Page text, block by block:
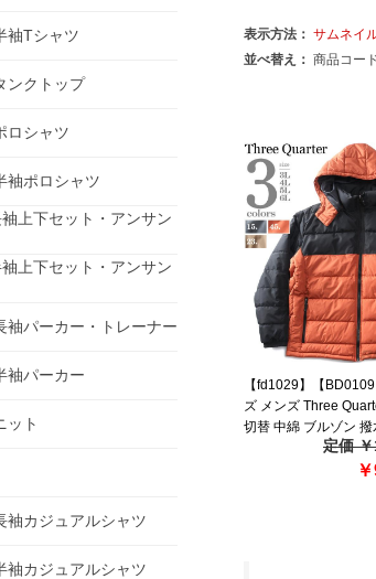
袖Tシャツ
ンクトップ
ロシャツ
袖ポロシャツ
上下セット・アンサン
上下セット・アンサン
袖パーカー・トレーナー
袖パーカー
ット
袖カジュアルシャツ
袖カジュアルシャツ
表示方法： サムネイ
並べ替え： 商品コー
【fd1029】【
ズ メンズ Three
切替 中綿 ブルゾン 撥
207-b-240503定価